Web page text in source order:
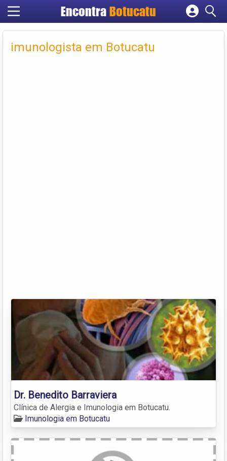
EncontraBotucatu
Cadastrar empresa
Criar conta
imunologista em Botucatu
Dr. Benedito Barraviera
Clínica de Alergia e Imunologia em Botucatu.
Imunologia em Botucatu